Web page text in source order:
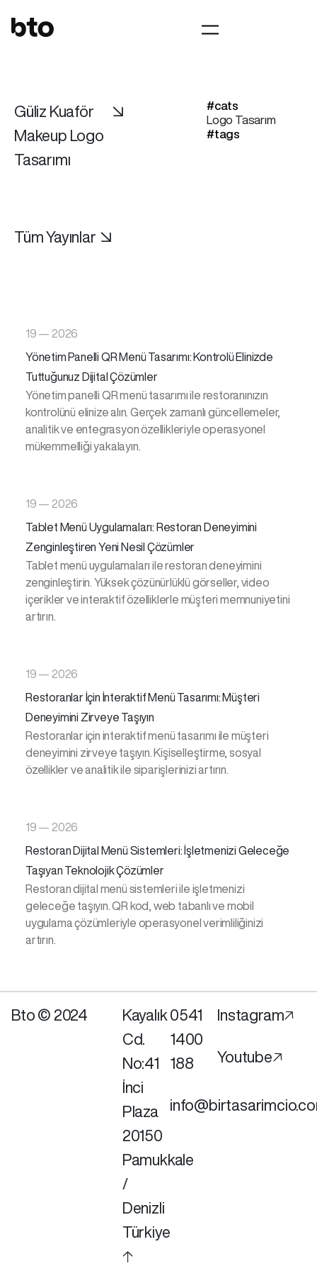
Güliz Kuaför
Makeup Logo
Tasarımı
↘
#cats
Logo Tasarım
#tags
Tüm Yayınlar ↘
19 — 2026
Yönetim Panelli QR Menü Tasarımı: Kontrolü Elinizde
Tuttuğunuz Dijital Çözümler
Yönetim panelli QR menü tasarımı ile restoranınızın
kontrolünü elinize alın. Gerçek zamanlı güncellemeler,
analitik ve entegrasyon özellikleriyle operasyonel
mükemmelliği yakalayın.
19 — 2026
Tablet Menü Uygulamaları: Restoran Deneyimini
Zenginleştiren Yeni Nesil Çözümler
Tablet menü uygulamaları ile restoran deneyimini
zenginleştirin. Yüksek çözünürlüklü görseller, video
içerikler ve interaktif özelliklerle müşteri memnuniyetini
artırın.
19 — 2026
Restoranlar İçin İnteraktif Menü Tasarımı: Müşteri
Deneyimini Zirveye Taşıyın
Restoranlar için interaktif menü tasarımı ile müşteri
deneyimini zirveye taşıyın. Kişiselleştirme, sosyal
özellikler ve analitik ile siparişlerinizi artırın.
19 — 2026
Restoran Dijital Menü Sistemleri: İşletmenizi Geleceğe
Taşıyan Teknolojik Çözümler
Restoran dijital menü sistemleri ile işletmenizi
geleceğe taşıyın. QR kod, web tabanlı ve mobil
uygulama çözümleriyle operasyonel verimliliğinizi
artırın.
Bto © 2024
Kayalık
Cd.
No:41
İnci
Plaza
20150
Pamukkale
/
Denizli
Türkiye
🡡
0541
1400
188
Instagram🡥
Youtube🡥